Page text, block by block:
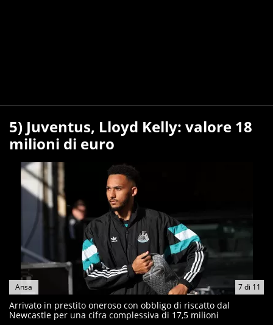
5) Juventus, Lloyd Kelly: valore 18
milioni di euro
7di 11
Ansa
Arrivato in prestito oneroso con obbligo di riscatto dal
Newcastle per una cifra complessiva di 17,5 milioni